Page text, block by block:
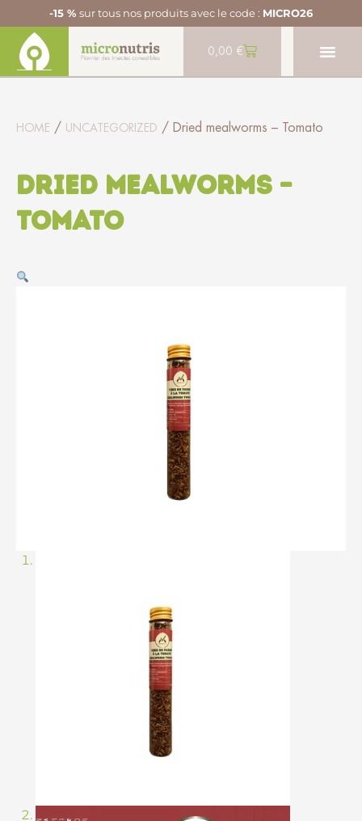
-15 % sur tous nos produits avec le code : MICRO26
0,00 €
HOME / UNCATEGORIZED / Dried mealworms – Tomato
Dried mealworms –
Tomato